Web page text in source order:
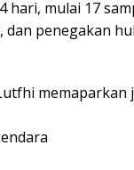
hari, mulai 17
penegakan